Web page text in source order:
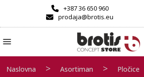
+387 36 650 960
prodaja@brotis.eu
Naslovna > Asortiman > Pločice